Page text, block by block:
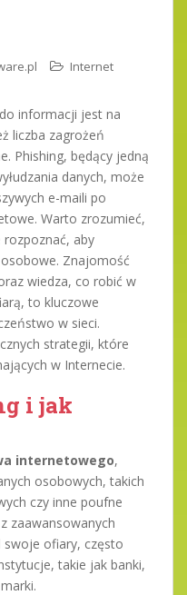
Internet
informacji jest na
liczba zagrożeń
Phishing, będący jedną
danych, może
e-maili po
Warto zrozumieć,
rozpoznać, aby
Znajomość
wiedza, co robić w
to kluczowe
w sieci.
strategii, które
w Internecie.
i jak
internetowego,
osobowych, takich
czy inne poufne
zaawansowanych
swoje ofiary, często
takie jak banki,